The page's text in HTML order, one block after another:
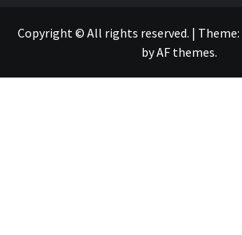
Copyright © All rights reserved. | Theme:
byAF themes.